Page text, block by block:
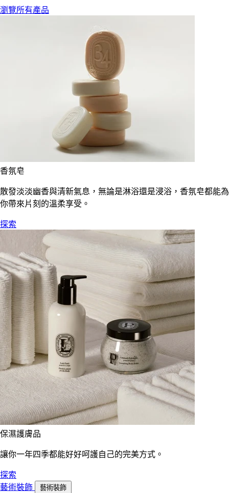
瀏覽所有產品
香氛皂
散發淡淡幽香與清新氣息，無論是淋浴還是浸浴，香氛皂都能為
你帶來片刻的溫柔享受。
探索
保濕護膚品
讓你一年四季都能好好呵護自己的完美方式。
探索
藝術裝飾
藝術裝飾